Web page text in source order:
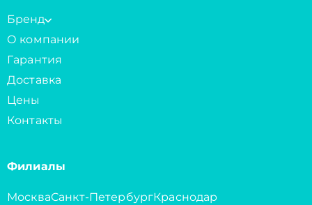
Бренд
О компании
Гарантия
Доставка
Цены
Контакты
Филиалы
МоскваСанкт-ПетербургКраснодар